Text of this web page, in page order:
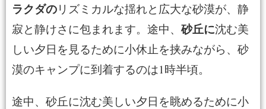
ラクダのリズミカルな揺れと広大な砂漠が、静
寂と静けさに包まれます。途中、砂丘に沈む美
しい夕日を見るために小休止を挟みながら、砂
漠のキャンプに到着するのは1時半頃。
途中、砂丘に沈む美しい夕日を眺めるために小